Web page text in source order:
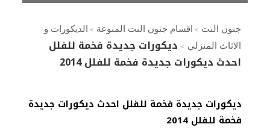
جنون النت > اقسام جنون النت المنوعة >
الديكورات و
الاثاث المنزلي > ديكورات جديدة فخمة للفلل
احدث ديكورات جديدة فخمة للفلل 2014
ديكورات جديدة فخمة للفلل احدث ديكورات جديدة
فخمة للفلل 2014